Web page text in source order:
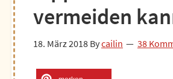
vermeiden
18. März 2018Bycailin 38